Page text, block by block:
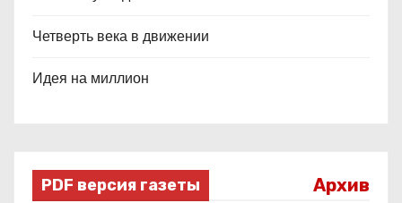
Четверть века в движении
Идея на миллион
PDF версия газеты Архив